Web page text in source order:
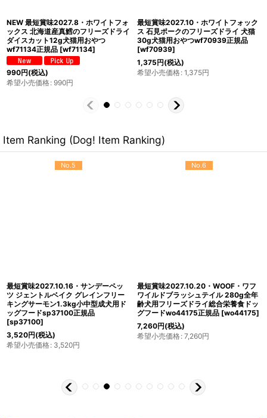
最短賞味2027.11・ホワイトフォック
ス 牛レバーのフリーズドライ ふりか
け 30g犬猫用おやつwf71066正規品
[wf71066]
1,320円
(税込)
希望小売価格
NEW 最短賞味2027.1・ホワイトフォ
ックス 北海道産真ホッケのフリーズド
ライ ダイスカット 100g犬猫用おやつ
wf73077正規品
5,500円(税込)
Item Ranking (Dog! Item Ranking)
No.5
最短賞味2027.10.16・サンデーペッ
ツ ジェントルベイク グレインフリー
キングサーモン1.3kg小中型成犬用ド
ッグフードsp37100正規品
[sp37100]
3,520円(税込)
希望小売価格: 3,520円
No.6
最短賞味2027.10.20・WOOF・ワフ
ワイルドブラッシュテイル 280g全年
齢犬用フリーズドライ総合栄養食ドッ
グフードwo44175正規品 [wo44175]
7,260円(税込)
希望小売価格: 7,260円